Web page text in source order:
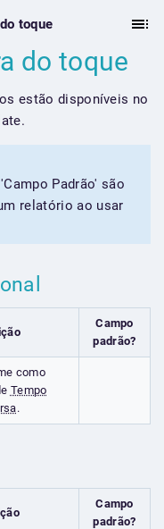
toque
do toque
estão disponíveis no
Padrão' são
relatório ao usar
Campo
padrão?
como
Tempo
.
Campo
padrão?